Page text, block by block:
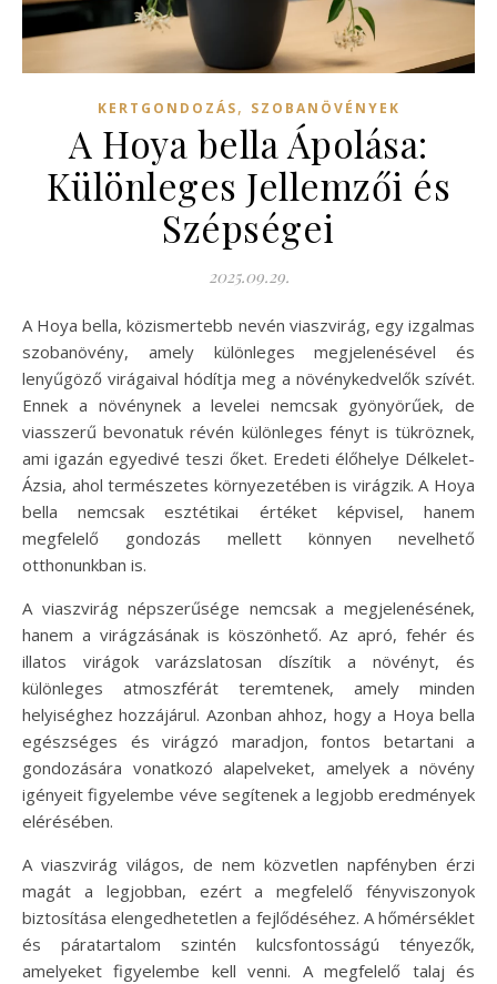
KERTGONDOZÁS, SZOBANÖVÉNYEK
A Hoya bella Ápolása:
Különleges Jellemzői és
Szépségei
2025.09.29.
A Hoya bella, közismertebb nevén viaszvirág, egy izgalmas
szobanövény, amely különleges megjelenésével és
lenyűgöző virágaival hódítja meg a növénykedvelők szívét.
Ennek a növénynek a levelei nemcsak gyönyörűek, de
viasszerű bevonatuk révén különleges fényt is tükröznek,
ami igazán egyedivé teszi őket. Eredeti élőhelye Délkelet-
Ázsia, ahol természetes környezetében is virágzik. A Hoya
bella nemcsak esztétikai értéket képvisel, hanem
megfelelő gondozás mellett könnyen nevelhető
otthonunkban is.
A viaszvirág népszerűsége nemcsak a megjelenésének,
hanem a virágzásának is köszönhető. Az apró, fehér és
illatos virágok varázslatosan díszítik a növényt, és
különleges atmoszférát teremtenek, amely minden
helyiséghez hozzájárul. Azonban ahhoz, hogy a Hoya bella
egészséges és virágzó maradjon, fontos betartani a
gondozására vonatkozó alapelveket, amelyek a növény
igényeit figyelembe véve segítenek a legjobb eredmények
elérésében.
A viaszvirág világos, de nem közvetlen napfényben érzi
magát a legjobban, ezért a megfelelő fényviszonyok
biztosítása elengedhetetlen a fejlődéséhez. A hőmérséklet
és páratartalom szintén kulcsfontosságú tényezők,
amelyeket figyelembe kell venni. A megfelelő talaj és